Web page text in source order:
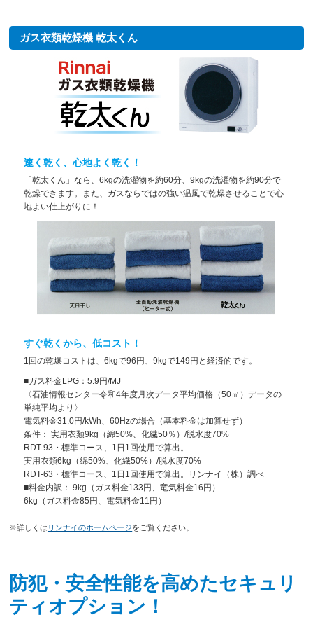
ガス衣類乾燥機 乾太くん
速く乾く、心地よく乾く！
「乾太くん」なら、6kgの洗濯物を約60分、9kgの洗濯物を約90分で
乾燥できます。また、ガスならではの強い温風で乾燥させることで心
地よい仕上がりに！
すぐ乾くから、低コスト！
1回の乾燥コストは、6kgで96円、9kgで149円と経済的です。
■ガス料金LPG：5.9円/MJ
〈石油情報センター令和4年度月次データ平均価格（50㎡）データの
単純平均より〉
電気料金31.0円/kWh、60Hzの場合（基本料金は加算せず）
条件： 実用衣類9kg（綿50%、化繊50％）/脱水度70%
RDT-93・標準コース、1日1回使用で算出。
実用衣類6kg（綿50%、化繊50%）/脱水度70%
RDT-63・標準コース、1日1回使用で算出。リンナイ（株）調べ
■料金内訳： 9kg（ガス料金133円、竜気料金16円）
6kg（ガス料金85円、電気料金11円）
※詳しくは リンナイのホームページをご覧ください。
防犯・安全性能を高めたセキュリ
ティオプション！